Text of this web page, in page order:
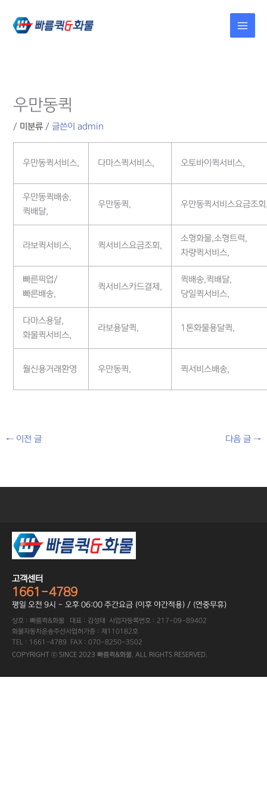
건너뛰기
우만동퀵
/ 미분류 / 글쓴이admin
우만동퀵서비스, 다마스퀵서비스, 오토바이퀵서비스,
우만동퀵배송,
퀵배달,
우만동퀵, 우만동퀵서비스요금조
라보퀵서비스, 퀵서비스요금조회,
소형화물,소형트럭,
차량퀵서비스,
빠른픽업/
빠른배송,
퀵서비스카드결제,
퀵배송,퀵배달,
당일퀵서비스,
다마스용달,
화물퀵서비스,
라보용달퀵, 1톤화물용달퀵,
월신용거래환영 우만동퀵, 퀵서비스배송,
←이전 글 다음 글→
고객센터
1661-4789
평일 오전 9시 - 오후 06:00 주간요금 (이후 야간적용) / (연중무휴)
상호 : 빠름퀵&화물 대표 : 김성태 사업자등록번호 : 217-09-89402
화물자동차운송주선사업허가증 : 제110182호
TEL : 1661-4789 FAX : 070-8250-3502
COPYRIGHT ⓒ SINCE 2023 빠름퀵&화물. ALL RIGHTS RESERVED.